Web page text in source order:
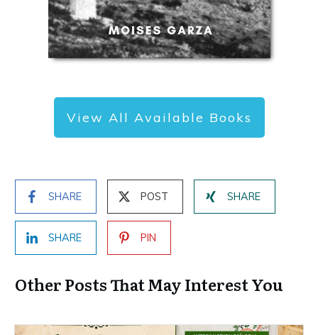
View All Available Books
SHARE POST SHARE
SHARE PIN
Other Posts That May Interest You